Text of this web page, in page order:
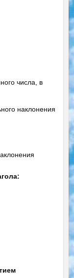
числа, в
наклонения